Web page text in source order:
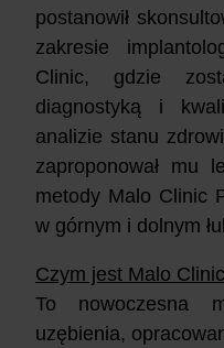
postanowił
zakresie
Clinic, gdzie
diagnostyką i
analizie stanu
zaproponował mu
metody Malo Clinic
w górnym i dolnym
Czym jest Malo
To nowoczesna
uzębienia,